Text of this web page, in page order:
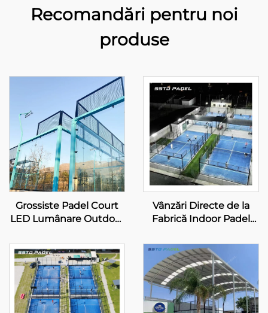
Recomandări pentru noi
produse
Grossiste Padel Court
LED Lumânare Outdoor
Full View Panoramic
Paddle Court 001-1
Vânzări Directe de la
Fabrică Indoor Padel
Vândută Gros
Panoramic Paddle
Court 001-3